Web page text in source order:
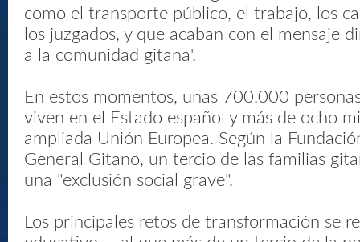
como el transporte público, el trabajo, los
los juzgados, y que acaban con el mensaje
a la comunidad gitana'.
En estos momentos, unas 700.000
viven en el Estado español y más de ocho
ampliada Unión Europea. Según la
General Gitano, un tercio de las familias
una "exclusión social grave".
Los principales retos de transformación se